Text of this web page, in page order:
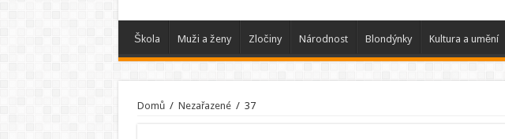
Škola Muži a ženy Zločiny Národnost Blondýnky Kultura a umění
Domů / Nezařazené / 37